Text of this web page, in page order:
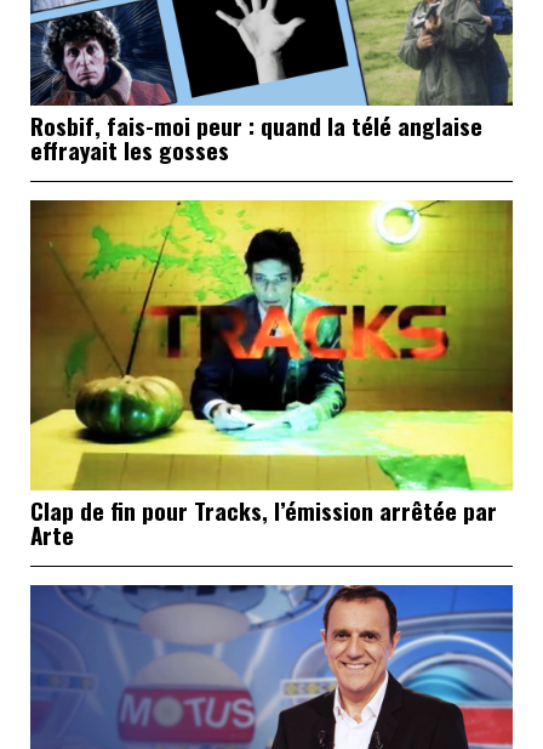
Rosbif, fais-moi peur : quand la télé anglaise
effrayait les gosses
Clap de fin pour Tracks, l’émission arrêtée par
Arte